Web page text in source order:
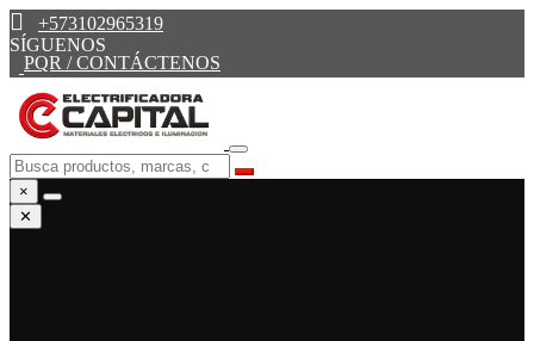
+573102965319
SÍGUENOS
PQR / CONTÁCTENOS
×
✕